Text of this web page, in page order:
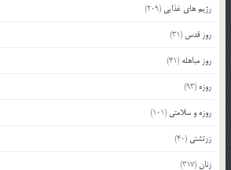
رژیم های غذایی (209)
روز قدس (31)
روز مباهله (41)
روزه (93)
روزه و سلامتی (101)
زرتشتی (40)
زنان(317)